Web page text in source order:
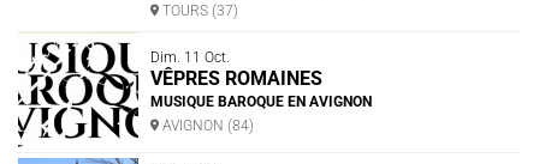
TOURS (37)
Dim. 11 Oct.
VÊPRES ROMAINES
MUSIQUE BAROQUE EN AVIGNON
AVIGNON (84)